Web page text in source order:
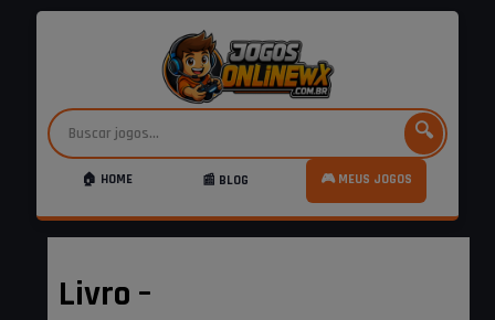
🔍
🏠 HOME 📰 BLOG 🎮 MEUS JOGOS
Livro –